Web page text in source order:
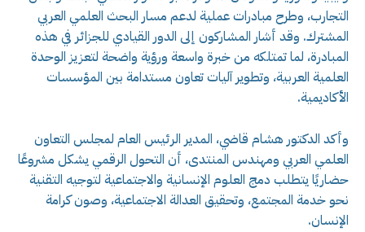
التجارب، وطرح مبادرات عملية لدعم مسار البحث العلمي العربي
المشترك. وقد أشار المشاركون إلى الدور القيادي للجزائر في هذه
المبادرة، لما تمتلكه من خبرة واسعة ورؤية واضحة لتعزيز الوحدة
العلمية العربية، وتطوير آليات تعاون مستدامة بين المؤسسات
الأكاديمية.
وأكد الدكتور هشام قاضي، المدير الرئيس العام لمجلس التعاون
العلمي العربي ومهندس المنتدى، أن التحول الرقمي يشكل مشروعًا
حضاريًا يتطلب دمج العلوم الإنسانية والاجتماعية لتوجيه التقنية
نحو خدمة المجتمع، وتحقيق العدالة الاجتماعية، وصون كرامة
الإنسان.